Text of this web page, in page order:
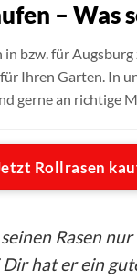
– Was
bzw. für
Ihren Garten. In
gerne an richtige
Rollrasen
Rasen
Dir hat er ein